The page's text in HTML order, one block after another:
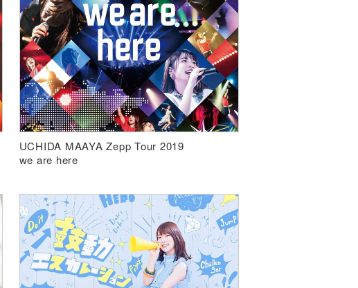
UCHIDA MAAYA Zepp Tour 2019
we are here